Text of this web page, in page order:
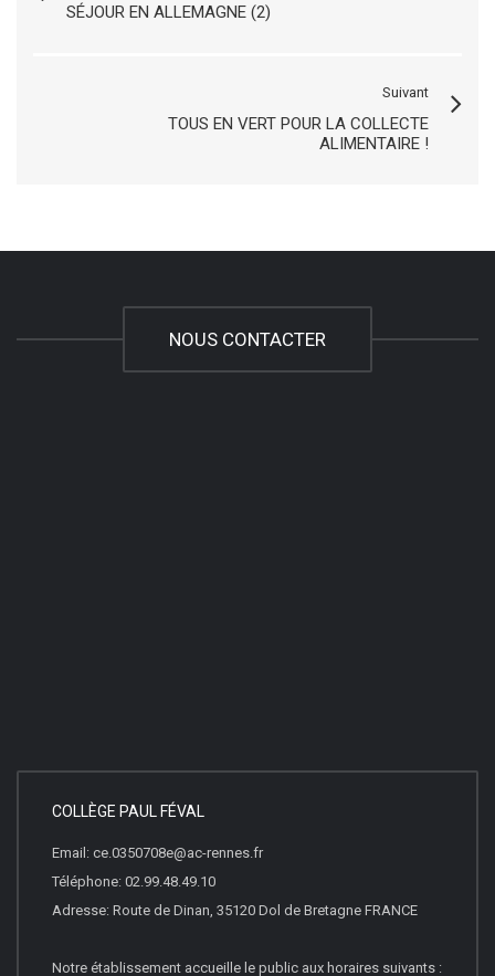
SÉJOUR EN ALLEMAGNE (2)
Suivant
TOUS EN VERT POUR LA COLLECTE
ALIMENTAIRE !
NOUS CONTACTER
COLLÈGE PAUL FÉVAL
Email: ce.0350708e@ac-rennes.fr
Téléphone: 02.99.48.49.10
Adresse: Route de Dinan, 35120 Dol de Bretagne FRANCE
Notre établissement accueille le public aux horaires suivants :